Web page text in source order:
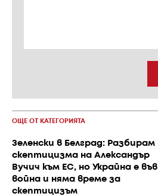
ОЩЕ ОТ КАТЕГОРИЯТА
Зеленски в Белград: Разбирам
скептицизма на Александър
Вучич към ЕС, но Украйна е във
война и няма време за
скептицизъм